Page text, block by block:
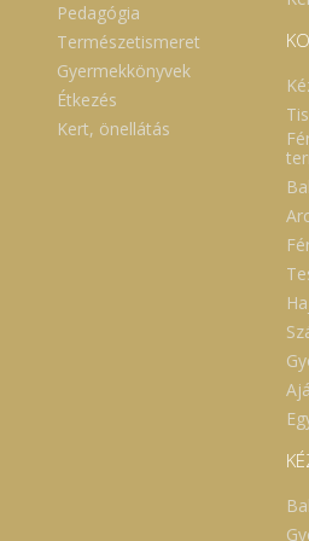
Pedagógia
Természetismeret
Gyermekkönyvek
Étkezés
Kert, önellátás